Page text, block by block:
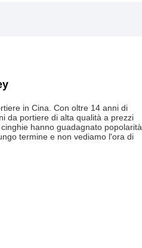
in Cina. Con oltre 14 anni di
da portiere di alta qualità a prezzi
hanno guadagnato popolarità
termine e non vediamo l'ora di